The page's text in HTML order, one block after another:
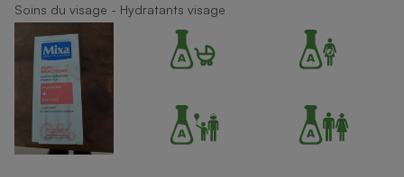
Soins du visage - Hydratants visage